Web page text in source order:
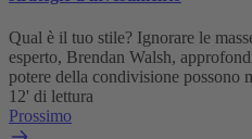
Qual è il tuo stile? Ignorare le
esperto, Brendan Walsh,
potere della condivisione possono
12' di lettura
Prossimo